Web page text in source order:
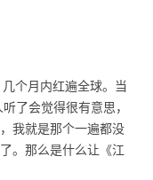
个月内红遍全球。当
了会觉得很有意思，
我就是那个一遍都没
。那么是什么让《江